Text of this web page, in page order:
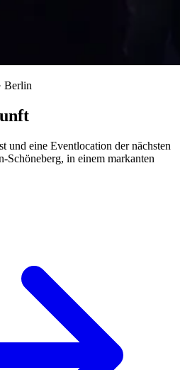
Berlin
und eine Eventlocation der nächsten
in einem markanten